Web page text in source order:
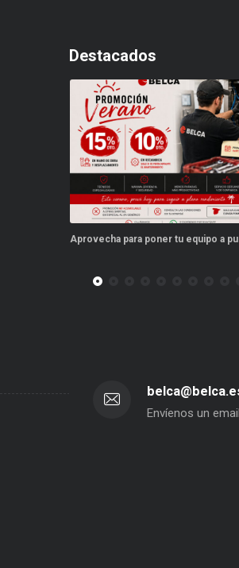
Destacados
para poner tu equipo a punto Este verano,
Envíenos un email